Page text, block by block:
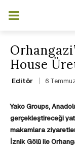
House
Editör 6
Yako Groups,
gerçekleştireceği
makamlara
İznik Gölü ile